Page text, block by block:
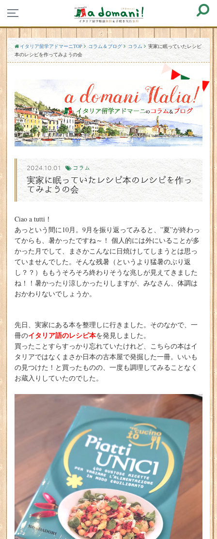
イタリア留学アドマーニTOP コラム＆ブログ コラム
実家に眠っていたレシピ
本のレシピを作ってみようの会
2024.10.01 コラム
実家に眠っていたレシピ本のレシピを作っ
てみようの会
Ciao a tutti！
あっという間に10月。9月を振り返ってみると、”夏”が終わっ
てからも、暑かったですね～！ 個人的には外にいることが多
かった月でして、まさかこんなに日焼けしてしまうとは思っ
ていませんでした。そんな残暑（というより猛暑のぶり返
し？？）ももうそろそろ終わりそうな兆しが見えてきました
ね！！暑かったり涼しかったりしますが、みなさん、体調は
おかわりないでしょうか。
先日、実家にある本を整理しに行きました。そのなかで、一
冊のイタリア語のレシピ本を発見しました。
買ったことすらすっかり忘れていたけれど、こちらの本はイ
タリアではなくまさか日本の古本屋で発掘した一冊。いいも
の見つけた！と買ったものの、一度も調理してみることなく
お蔵入りしていたのでした。